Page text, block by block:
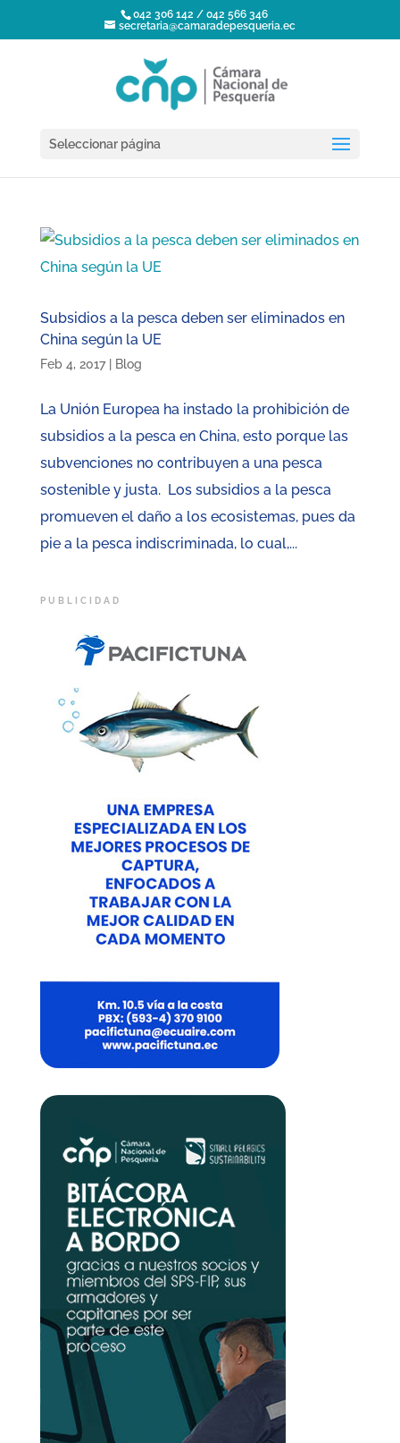
042 306 142 / 042 566 346
secretaria@camaradepesqueria.ec
Seleccionar página
Subsidios a la pesca deben ser eliminados en
China según la UE
Feb 4, 2017| Blog
La Unión Europea ha instado la prohibición de
subsidios a la pesca en China, esto porque las
subvenciones no contribuyen a una pesca
sostenible y justa. Los subsidios a la pesca
promueven el daño a los ecosistemas, pues da
pie a la pesca indiscriminada, lo cual,...